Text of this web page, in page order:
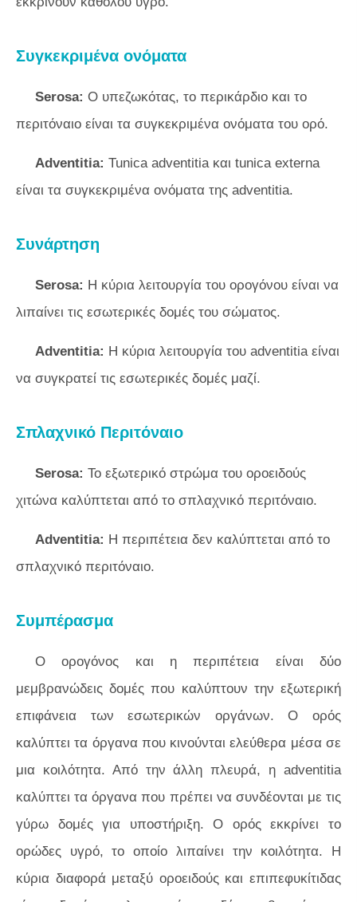
Συγκεκριμένα ονόματα
Serosa: Ο υπεζωκότας, το περικάρδιο και το
περιτόναιο είναι τα συγκεκριμένα ονόματα του ορό.
Adventitia: Tunica adventitia και tunica externa
είναι τα συγκεκριμένα ονόματα της adventitia.
Συνάρτηση
Serosa: Η κύρια λειτουργία του ορογόνου είναι να
λιπαίνει τις εσωτερικές δομές του σώματος.
Adventitia: Η κύρια λειτουργία του adventitia είναι
να συγκρατεί τις εσωτερικές δομές μαζί.
Σπλαχνικό Περιτόναιο
Serosa: Το εξωτερικό στρώμα του οροειδούς
χιτώνα καλύπτεται από το σπλαχνικό περιτόναιο.
Adventitia: Η περιπέτεια δεν καλύπτεται από το
σπλαχνικό περιτόναιο.
Συμπέρασμα
Ο ορογόνος και η περιπέτεια είναι δύο
μεμβρανώδεις δομές που καλύπτουν την εξωτερική
επιφάνεια των εσωτερικών οργάνων. Ο ορός
καλύπτει τα όργανα που κινούνται ελεύθερα μέσα σε
μια κοιλότητα. Από την άλλη πλευρά, η adventitia
καλύπτει τα όργανα που πρέπει να συνδέονται με τις
γύρω δομές για υποστήριξη. Ο ορός εκκρίνει το
ορώδες υγρό, το οποίο λιπαίνει την κοιλότητα. Η
κύρια διαφορά μεταξύ οροειδούς και επιπεφυκίτιδας